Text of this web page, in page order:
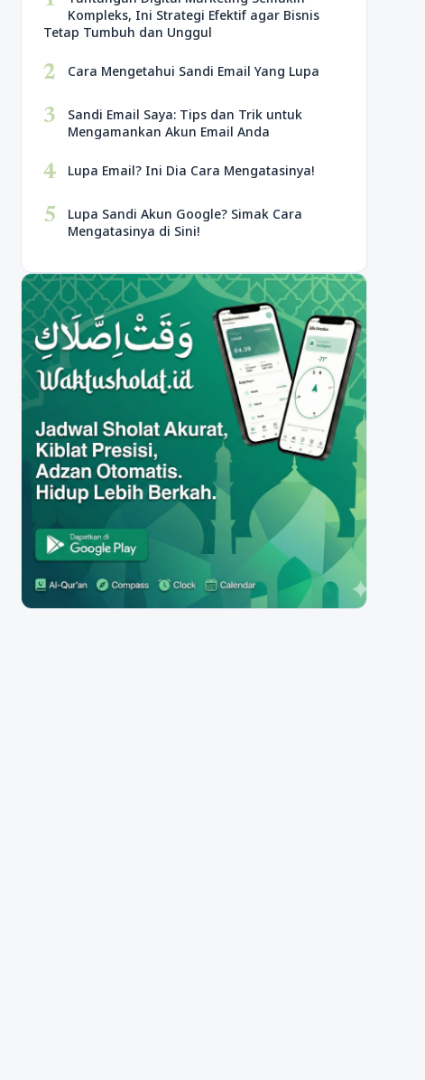
Kompleks, Ini Strategi Efektif agar Bisnis
Tetap Tumbuh dan Unggul
2 Cara Mengetahui Sandi Email Yang Lupa
3
Sandi Email Saya: Tips dan Trik untuk
Mengamankan Akun Email Anda
4 Lupa Email? Ini Dia Cara Mengatasinya!
5
Lupa Sandi Akun Google? Simak Cara
Mengatasinya di Sini!